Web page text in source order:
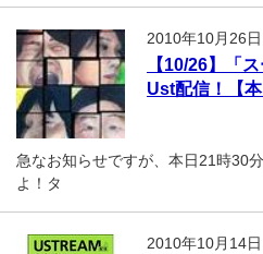
2010年10月26
【10/26】「
Ust配信！【本
急なお知らせですが、本日21時30
よ！タ
2010年10月14